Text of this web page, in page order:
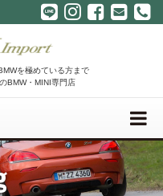
を極めている方まで
BMW・MINI専門店